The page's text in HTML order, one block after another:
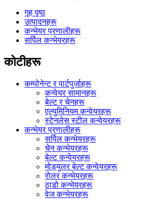
गृह पृष्ठ
उत्पादनहरू
कन्भेयर प्रणालीहरू
सर्पिल कन्भेयरहरू
कोटीहरू
कम्पोनेन्ट र पार्टपुर्जाहरू
कन्वेयर सामानहरू
बेल्ट र चेनहरू
एल्युमिनियम कन्वेयरहरू
स्टेनलेस स्टील कन्वेयरहरू
कन्भेयर प्रणालीहरू
सर्पिल कन्भेयरहरू
चेन कन्भेयरहरू
बेल्ट कन्वेयरहरू
मोड्युलर बेल्ट कन्वेयरहरू
रोलर कन्भेयरहरू
ठाडो कन्भेयरहरू
वेज कन्भेयरहरू